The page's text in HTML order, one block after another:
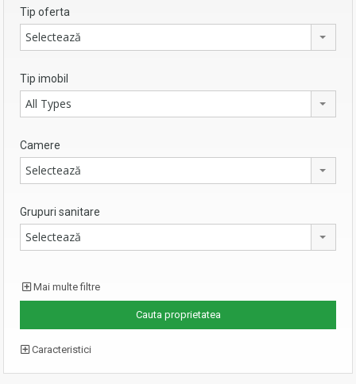
Tip oferta
Selectează
Tip imobil
All Types
Camere
Selectează
Grupuri sanitare
Selectează
Mai multe filtre
Caracteristici